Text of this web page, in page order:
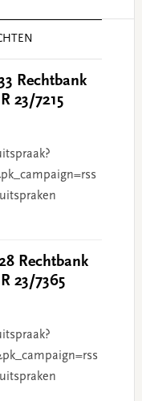
Rechtbank
23/7215
Rechtbank
23/7365